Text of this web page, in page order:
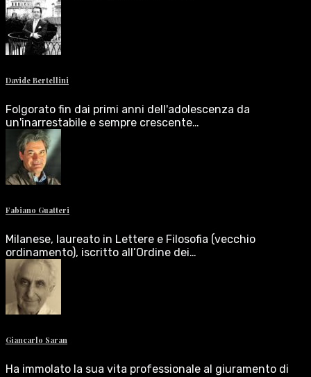
Davide Bertellini
Folgorato fin dai primi anni dell'adolescenza da
un'inarrestabile e sempre crescente…
Fabiano Guatteri
Milanese, laureato in Lettere e Filosofia (vecchio
ordinamento), iscritto all’Ordine dei…
Giancarlo Saran
Ha immolato la sua vita professionale al giuramento di